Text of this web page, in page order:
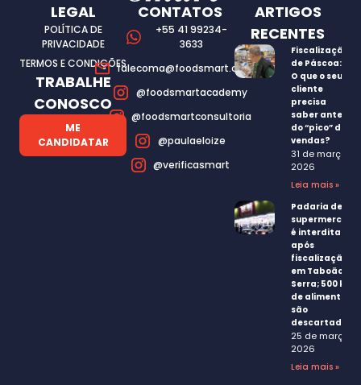
LEGAL
POLÍTICA DE
PRIVACIDADE
TERMOS E CONDIÇÕES
TRABALHE
CONOSCO
ME
CANDIDATAR
CONTATOS
+55 41 99234-
3633
falecoma@foodsmart.com.br
@foodsmartacademy
@foodsmartconsultoria
@paulaeloize
@verificasmart
ARTIGOS
RECENTES
Fiscalização
de Páscoa:
O que o seu
cliente
precisa
saber antes
do “pico” de
vendas?
31 de março,
2026
Leia mais »
Padaria de
supermercado
é interditada
após
fiscalização
em Taboão da
Serra; 500 kg
de alimentos
são
descartados
25 de março,
2026
Leia mais »